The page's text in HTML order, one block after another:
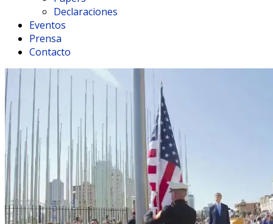
Declaraciones
Eventos
Prensa
Contacto